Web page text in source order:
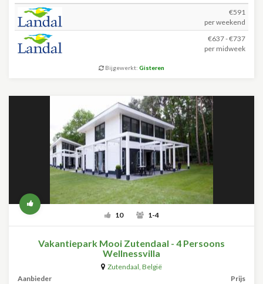
€591
per weekend
€637 - €737
per midweek
Bijgewerkt: Gisteren
10 1-4
Vakantiepark Mooi Zutendaal - 4 Persoons
Wellnessvilla
Zutendaal, België
Aanbieder
Prijs